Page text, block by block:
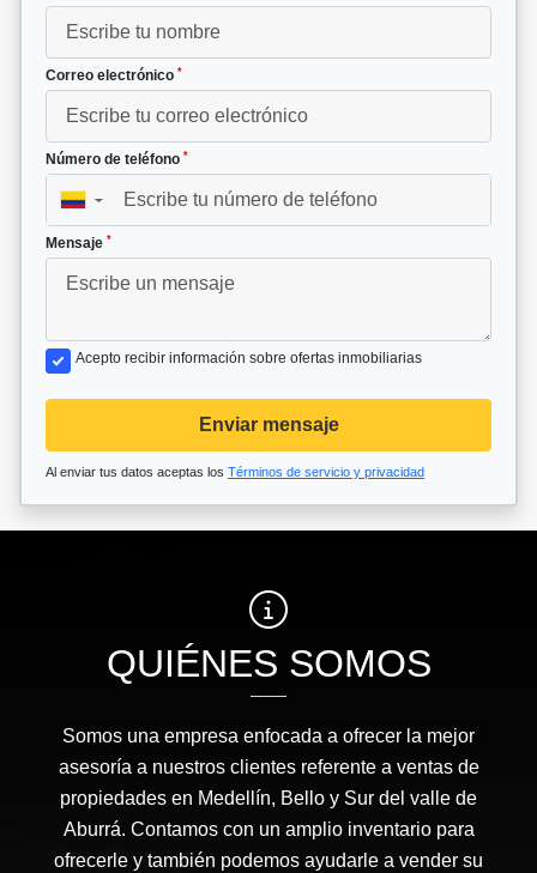
Correo electrónico *
Número de teléfono *
▼
Mensaje *
Acepto recibir información sobre ofertas inmobiliarias
Enviar mensaje
Al enviar tus datos aceptas los Términos de servicio y privacidad
QUIÉNES SOMOS
Somos una empresa enfocada a ofrecer la mejor
asesoría a nuestros clientes referente a ventas de
propiedades en Medellín, Bello y Sur del valle de
Aburrá. Contamos con un amplio inventario para
ofrecerle y también podemos ayudarle a vender su